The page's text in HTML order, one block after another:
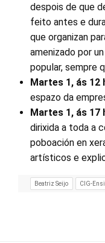
despois de que
feito antes e
que organizan
amenizado por
popular, sempre
Martes 1, ás 12
espazo da
Martes 1, ás 17
dirixida a toda a
poboación en
artísticos e
Beatriz Seijo CIG-